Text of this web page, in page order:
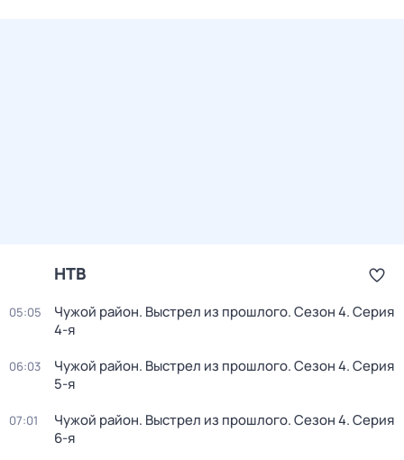
НТВ
05:05 Чужой район. Выстрел из прошлого. Сезон 4. Серия
4-я
06:03 Чужой район. Выстрел из прошлого. Сезон 4. Серия
5-я
07:01 Чужой район. Выстрел из прошлого. Сезон 4. Серия
6-я